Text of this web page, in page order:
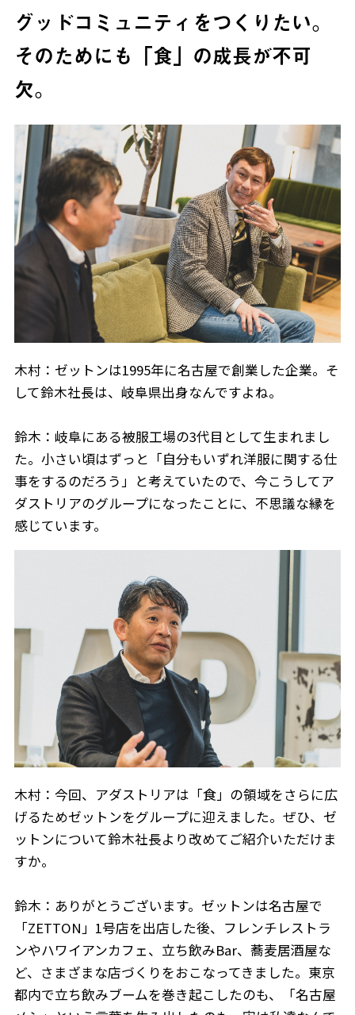
グッドコミュニティをつくりたい。
そのためにも「食」の成長が不可
欠。
木村：ゼットンは1995年に名古屋で創業した企業。そ
して鈴木社長は、岐阜県出身なんですよね。
鈴木：岐阜にある被服工場の3代目として生まれまし
た。小さい頃はずっと「自分もいずれ洋服に関する仕
事をするのだろう」と考えていたので、今こうしてア
ダストリアのグループになったことに、不思議な縁を
感じています。
木村：今回、アダストリアは「食」の領域をさらに広
げるためゼットンをグループに迎えました。ぜひ、ゼ
ットンについて鈴木社長より改めてご紹介いただけま
すか。
鈴木：ありがとうございます。ゼットンは名古屋で
「ZETTON」1号店を出店した後、フレンチレストラ
ンやハワイアンカフェ、立ち飲みBar、蕎麦居酒屋な
ど、さまざまな店づくりをおこなってきました。東京
都内で立ち飲みブームを巻き起こしたのも、「名古屋